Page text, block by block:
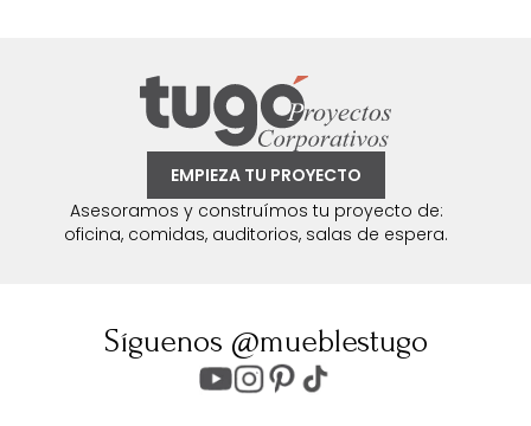
EMPIEZA TU PROYECTO
Asesoramos y construímos tu proyecto de:
oficina, comidas, auditorios, salas de espera.
Síguenos @mueblestugo